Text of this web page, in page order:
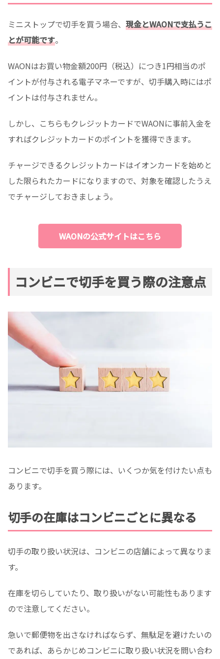
ミニストップで切手を買う場合、 現金とWAONで支払うこ
とが可能です。
WAONはお買い物金額200円（税込）につき1円相当のポ
イントが付与される電子マネーですが、切手購入時にはポ
イントは付与されません。
しかし、こちらもクレジットカードでWAONに事前入金を
すればクレジットカードのポイントを獲得できます。
チャージできるクレジットカードはイオンカードを始めと
した限られたカードになりますので、対象を確認したうえ
でチャージしておきましょう。
WAONの公式サイトはこちら
コンビニで切手を買う際の注意点
コンビニで切手を買う際には、いくつか気を付けたい点も
あります。
切手の在庫はコンビニごとに異なる
切手の取り扱い状況は、コンビニの店舗によって異なりま
す。
在庫を切らしていたり、取り扱いがない可能性もあります
ので注意してください。
急いで郵便物を出さなければならず、無駄足を避けたいの
であれば、あらかじめコンビニに取り扱い状況を問い合わ